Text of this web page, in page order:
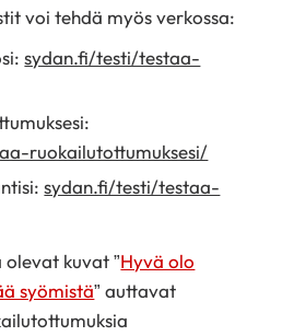
voi tehdä myös verkossa:
sydan.fi/testi/testaa-
ruokailutottumuksesi/
sydan.fi/testi/testaa-
olevat kuvat ”Hyvä olo
syömistä” auttavat